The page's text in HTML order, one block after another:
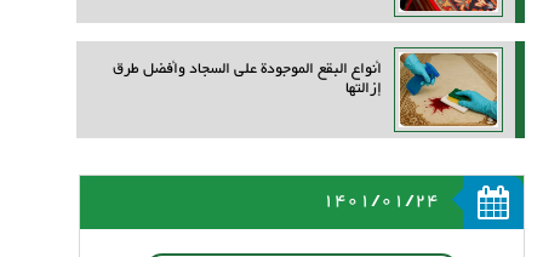
أنواع البقع الموجودة على السجاد وأفضل طرق
إزالتها
1401/01/24